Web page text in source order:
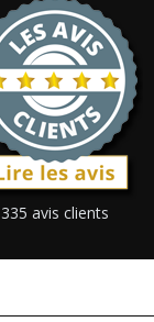
335 avis clients